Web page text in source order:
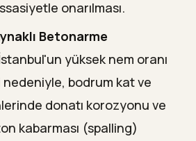
onarılması.
Betonarme
yüksek nem oranı
bodrum kat ve
donatı korozyonu ve
kabarması (spalling)